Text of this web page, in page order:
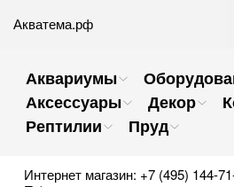
Акватема.рф
Аквариумы
Аксессуары
Декор
Рептилии
Пруд
Интернет магазин: +7 (495) 144-